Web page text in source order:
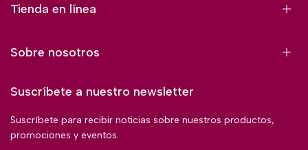
Tienda en línea
Sobre nosotros
Suscríbete a nuestro newsletter
Suscríbete para recibir noticias sobre nuestros productos,
promociones y eventos.